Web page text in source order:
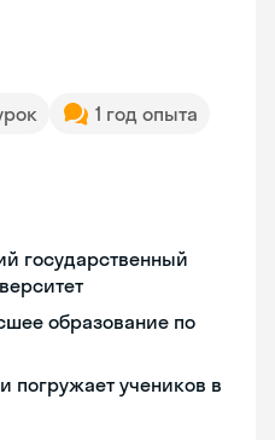
1 год опыта
государственный
образование по
погружает учеников в